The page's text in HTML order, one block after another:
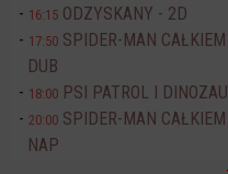
16:15 ODZYSKANY - 2D
17:50 SPIDER-MAN
DUB
18:00 PSI PATROL I
20:00 SPIDER-MAN
NAP